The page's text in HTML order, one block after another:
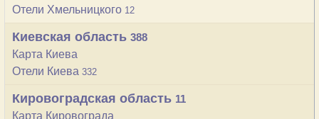
Отели Хмельницкого 12
Киевская область 388
Карта Киева
Отели Киева 332
Кировоградcкая область 11
Карта Кировограда